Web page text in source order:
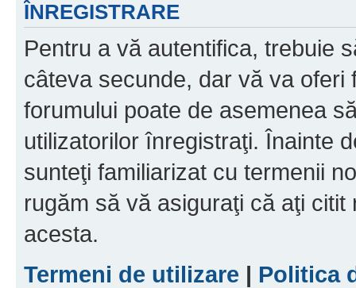
ÎNREGISTRARE
Pentru a vă autentifica, trebuie
câteva secunde, dar vă va oferi
forumului poate de asemenea
utilizatorilor înregistraţi. Înainte
sunteţi familiarizat cu termenii
rugăm să vă asiguraţi că aţi
acesta.
Termeni de utilizare | Politica